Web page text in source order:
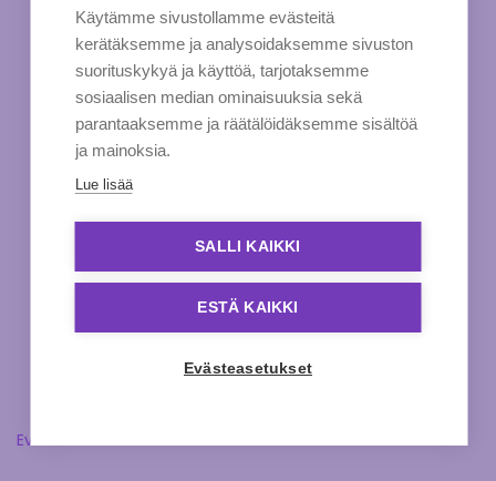
Evästeasetukset
Käytämme sivustollamme evästeitä
kerätäksemme ja analysoidaksemme sivuston
suorituskykyä ja käyttöä, tarjotaksemme
sosiaalisen median ominaisuuksia sekä
parantaaksemme ja räätälöidäksemme sisältöä
ja mainoksia.
Lue lisää
SALLI KAIKKI
ESTÄ KAIKKI
Evästeasetukset